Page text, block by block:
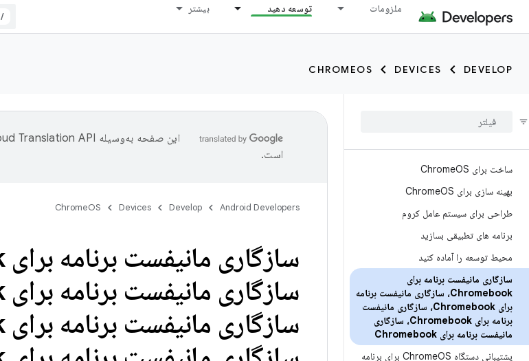
ملزومات توسعه دهید بیشتر
/
DEVELOP
DEVICES
CHROMEOS
ساخت برای Chrome OS
بهینه سازی برای Chrome OS
طراحی برای سیستم عامل کروم
برنامه های تطبیقی ​​بسازید
محیط توسعه را آماده کنید
سازگاری مانیفست برنامه برای
Chromebook، سازگاری مانیفست برنامه
برای Chromebook، سازگاری مانیفست
برنامه برای Chromebook، سازگاری
مانیفست برنامه برای Chromebook
پشتیبانی دستگاه Chrome
OS برای برنامه
این صفحه به‌وسیله
است.
Android Developers
Develop
Devices
ChromeOS